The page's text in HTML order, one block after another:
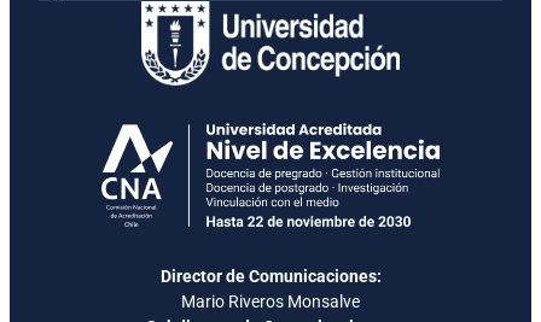
Director de Comunicaciones:
Mario Riveros Monsalve